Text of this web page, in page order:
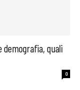
quali
0